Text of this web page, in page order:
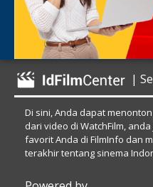
|
Di sini, Anda dapat
dari video di WatchFilm,
favorit Anda di FilmInfo dan
terakhir tentang sinema